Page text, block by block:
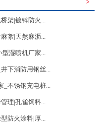
>
架|镀锌防火...
絮|天然麻沥...
湿喷机厂家...
下消防用钢丝...
_不锈钢充电桩...
理|孔雀饲料...
防火涂料|厚...